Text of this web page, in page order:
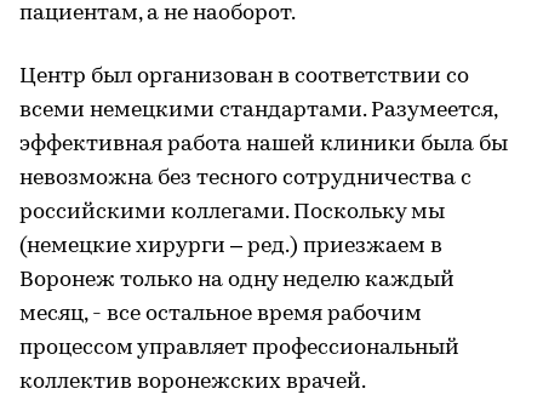
пациентам, а не наоборот.
Центр был организован в соответствии со
всеми немецкими стандартами. Разумеется,
эффективная работа нашей клиники была бы
невозможна без тесного сотрудничества с
российскими коллегами. Поскольку мы
(немецкие хирурги – ред.) приезжаем в
Воронеж только на одну неделю каждый
месяц, - все остальное время рабочим
процессом управляет профессиональный
коллектив воронежских врачей.